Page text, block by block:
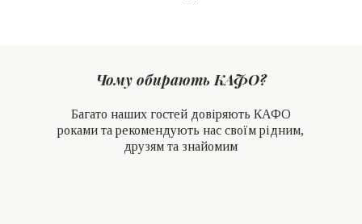
Чому обирають КАФО?
Багато наших гостей довіряють КАФО
роками та рекомендують нас своїм рідним,
друзям та знайомим